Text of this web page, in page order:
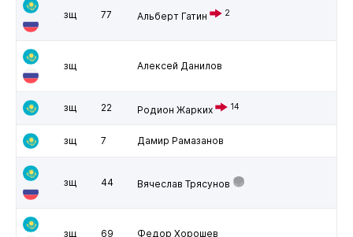
зщ 77 Альберт Гатин 2
зщ Алексей Данилов
зщ 22 Родион Жарких 14
зщ 7 Дамир Рамазанов
зщ 44 Вячеслав Трясунов
зщ 69 Федор Хорошев